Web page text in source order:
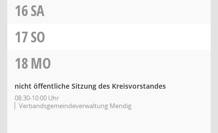
16SA
17SO
18MO
nicht öffentliche Sitzung des Kreisvorstandes
08:30-10:00 Uhr
Verbandsgemeindeverwaltung Mendig